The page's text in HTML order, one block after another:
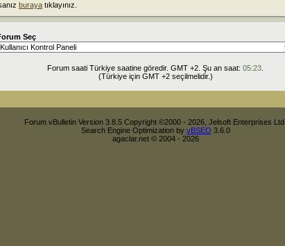
buraya tıklayınız.
Seç
Forum saati Türkiye saatine göredir. GMT +2. Şu an saat: 05:23
(Türkiye için GMT +2 seçilmelidir.)
Forum vBulletin Version 3.8.5 Copyright ©2000 - 2026, Jelsoft Enterprises Ltd.
Search Engine Optimization by vBSEO 3.6.0
agaclar.net © 2004 - 2026